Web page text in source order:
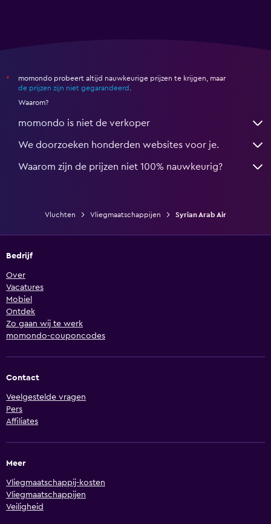
*
momondo probeert altijd nauwkeurige prijzen te krijgen, maar
de prijzen zijn niet gegarandeerd
Waarom?
momondo is niet de verkoper
We doorzoeken honderden websites voor je.
Waarom zijn de prijzen niet 100% nauwkeurig?
Vluchten Vliegmaatschappijen Syrian Arab Air
Bedrijf
Over
Vacatures
Mobiel
Ontdek
Zo gaan wij te werk
momondo-couponcodes
Contact
Veelgestelde vragen
Pers
Affiliates
Meer
Vliegmaatschappij-kosten
Vliegmaatschappijen
Veiligheid